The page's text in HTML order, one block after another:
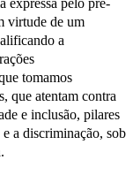
virtude de um
a
tomamos
que atentam contra
e inclusão, pilares
a discriminação, sob